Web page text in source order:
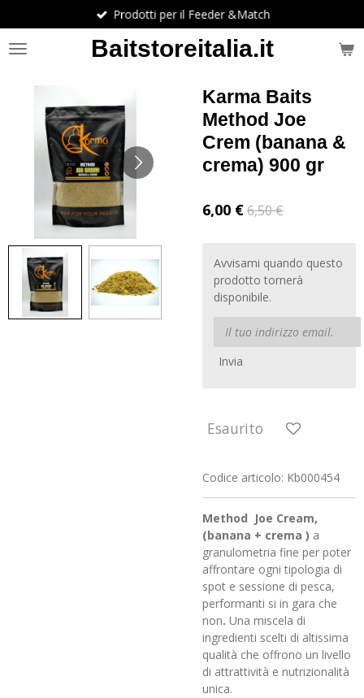
al
contenuto
Baitstoreitalia.it
Prodotti per il Feeder &Match
Karma Baits
Method Joe
Crem (banana &
crema) 900 gr
6,00 €6,50 €
Avvisami quando questo
prodotto tornerà
disponibile.
Invia
Esaurito
Codice articolo: Kb000454
Method Joe Cream,
(banana + crema ) a
granulometria fine per poter
affrontare ogni tipologia di
spot e sessione di pesca,
performanti si in gara che
non. Una miscela di
ingredienti scelti di altissima
qualità che offrono un livello
di attrattività e nutrizionalità
unica.